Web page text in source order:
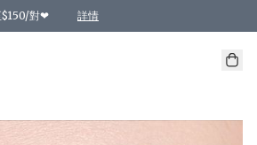
對❤ 詳情
❁⃘價❤︎數量有限 售完即止
$99✿數量有限 售完即止♫
折；買4件或以上85 折；買6件或以上8 折
；買4件HKD 260.00
；買4件HKD 360.00
；買4件HKD 180.00
；買4件HKD 320.00
HKD 148.00
HKD 148.00
折；買4件或以上9 折；買6件或以上85 折；買8件
折
減HKD 16.00；買4件或以上減HKD 32.00；買6
折；買4件或以上9 折；買8件或以上85 折；買12
優惠！（適用於 特定的送貨方式 )